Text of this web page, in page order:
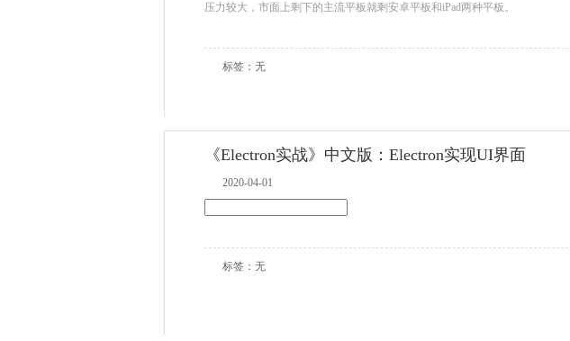
压力较大，市面上剩下的主流平板就剩安卓平板和iPad两种平板。
标签：无
《Electron实战》中文版：Electron实现UI界面
2020-04-01
标签：无